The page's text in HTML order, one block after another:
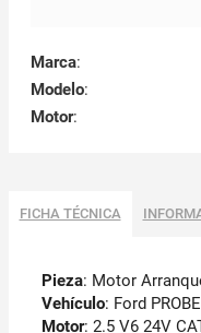
Marca:
Modelo:
Motor:
FICHA TÉCNICA
Pieza: Motor
Vehículo: Ford PROBE
Motor: 2.5 V6 24V